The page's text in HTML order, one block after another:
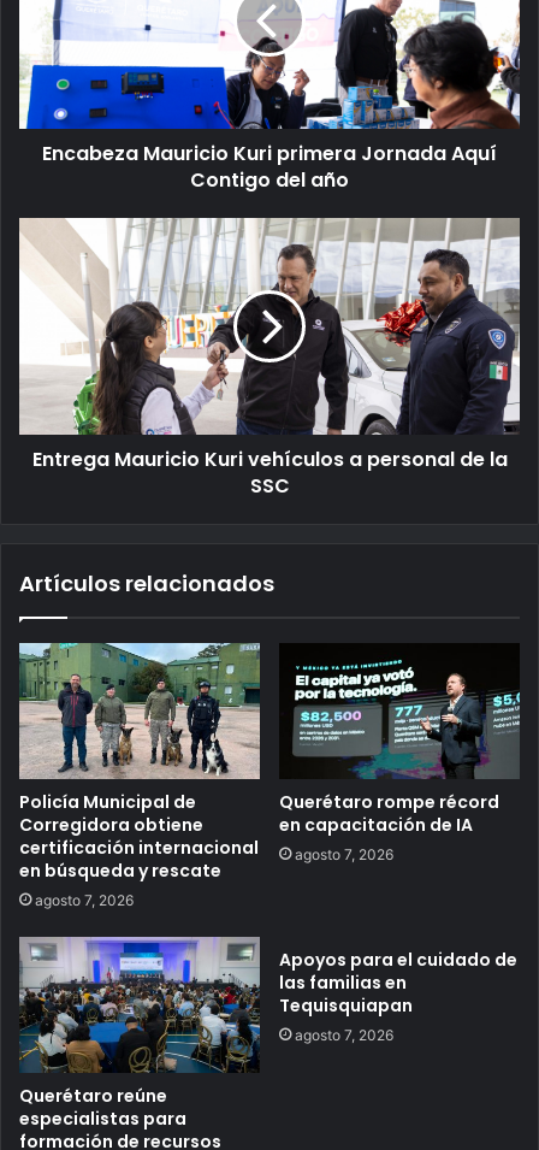
Encabeza Mauricio Kuri primera Jornada Aquí
Contigo del año
Entrega Mauricio Kuri vehículos a personal de la
SSC
Artículos relacionados
Policía Municipal de
Corregidora obtiene
certificación internacional
en búsqueda y rescate
agosto 7, 2026
Querétaro rompe récord
en capacitación de IA
agosto 7, 2026
Querétaro reúne
especialistas para
formación de recursos
Apoyos para el cuidado de
las familias en
Tequisquiapan
agosto 7, 2026